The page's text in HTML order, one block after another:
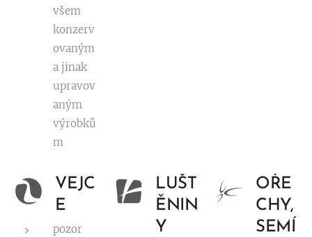
všem
konzerv
ovaným
a jinak
upravov
aným
výrobků
m
VEJC
E
pozor
LUŠT
ĚNIN
Y
OŘE
CHY,
SEMÍ